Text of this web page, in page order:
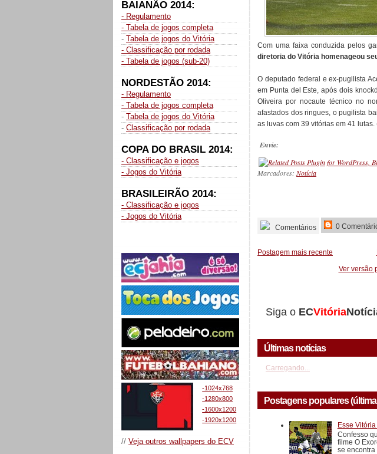
BAIANÃO 2014:
- Regulamento
- Tabela de jogos completa
- Tabela de jogos do Vitória
- Classificação por rodada
- Tabela de jogos (sub-20)
NORDESTÃO 2014:
- Regulamento
- Tabela de jogos completa
- Tabela de jogos do Vitória
- Classificação por rodada
COPA DO BRASIL 2014:
- Classificação e jogos
- Jogos do Vitória
BRASILEIRÃO 2014:
- Classificação e jogos
- Jogos do Vitória
-1024x768
-1280x800
-1600x1200
-1920x1200
// Veja outros wallpapers do ECV
Com uma faixa conduzida pelos
diretoria do Vitória homenageou
O deputado federal e ex-pugilista
em Punta del Este, após dois
Oliveira por nocaute técnico no
afastados dos ringues, o pugilista
as luvas com 39 vitórias em 41 lutas.
Envie:
Marcadores: Notícia
Comentários 0
Postagem mais recente
Ver versão
Siga o ECVitória
Últimas notícias
Carregando...
Postagens populares
Esse
Confesso
filme O
se encontra